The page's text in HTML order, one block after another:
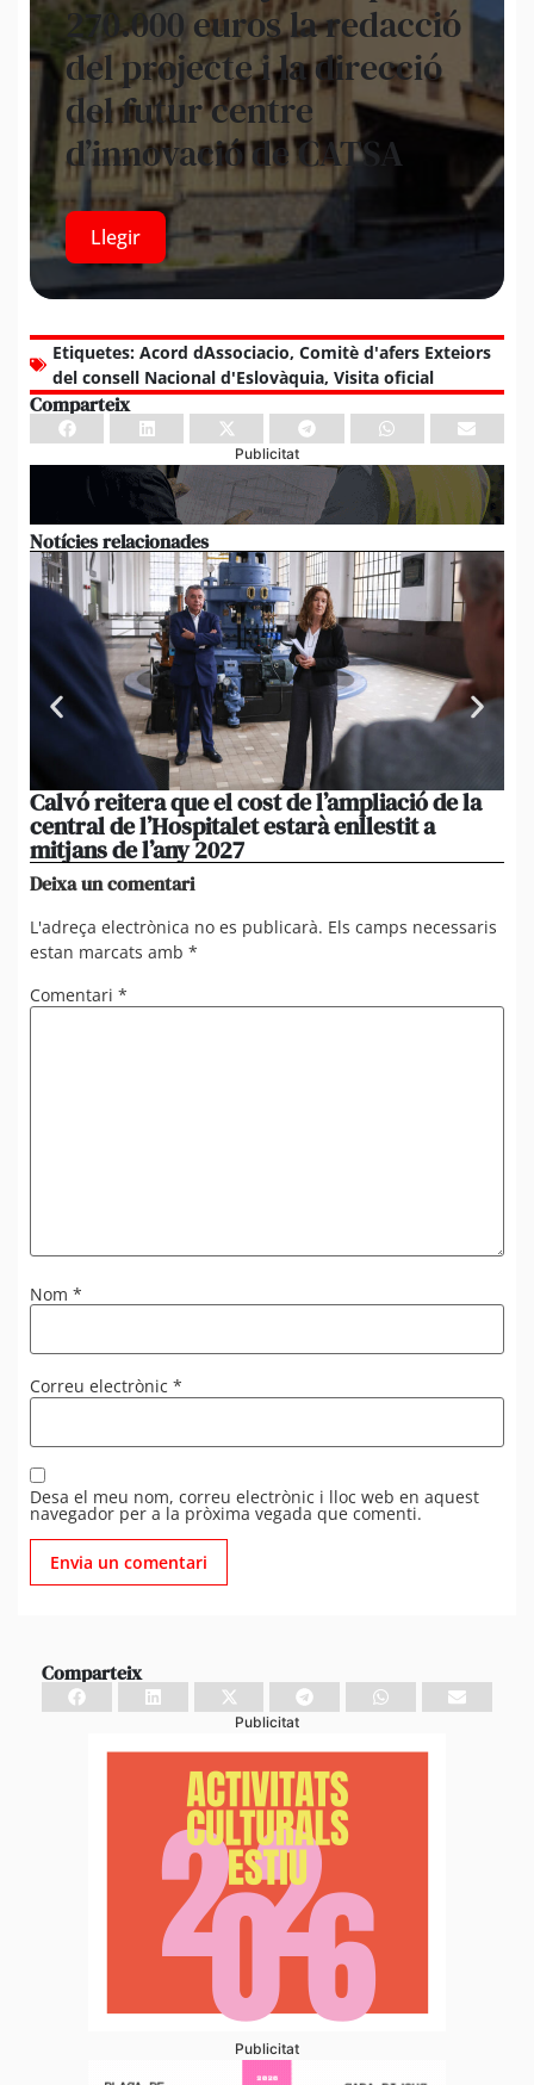
270.000 euros la redacció
del projecte i la direcció
del futur centre
d’innovació de CATSA
Llegir
Etiquetes: Acord dAssociacio, Comitè d'afers Exteiors
del consell Nacional d'Eslovàquia, Visita oficial
Comparteix
Publicitat
Notícies relacionades
Calvó reitera que el cost de l’ampliació de la
central de l’Hospitalet estarà enllestit a
mitjans de l’any 2027
Deixa un comentari
L'adreça electrònica no es publicarà. Els camps necessaris
estan marcats amb *
Comentari *
Nom *
Correu electrònic *
Desa el meu nom, correu electrònic i lloc web en aquest
navegador per a la pròxima vegada que comenti.
Comparteix
Publicitat
Publicitat